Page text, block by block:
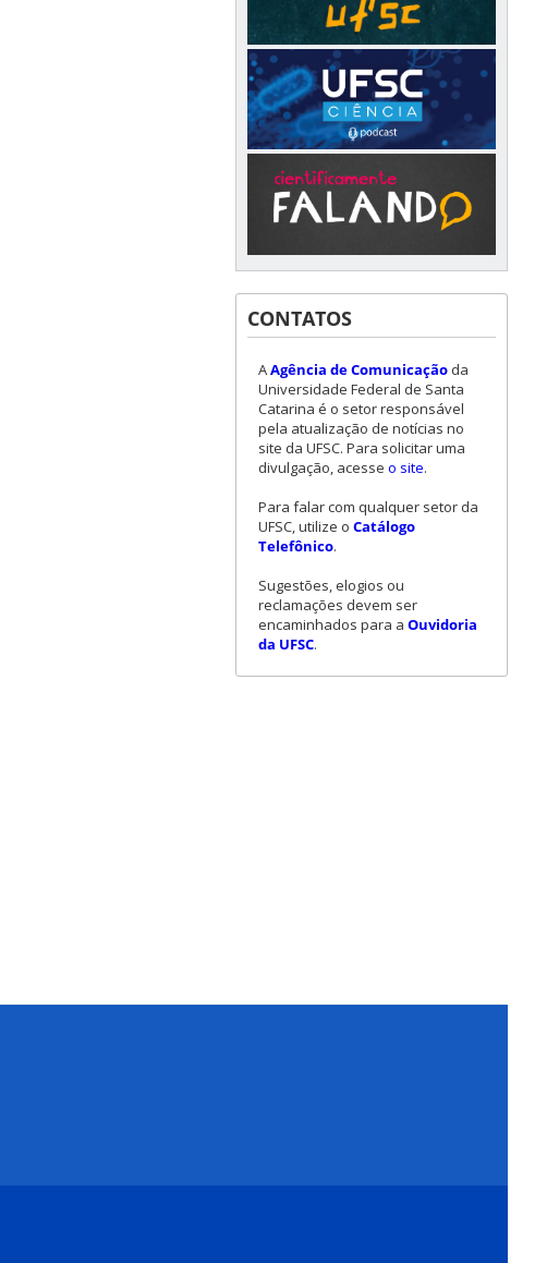
CONTATOS
AAgência de Comunicação da
Universidade Federal de Santa
Catarina é o setor responsável
pela atualização de notícias no
site da UFSC. Para solicitar uma
divulgação, acesse o site.
Para falar com qualquer setor da
UFSC, utilize o Catálogo
Telefônico.
Sugestões, elogios ou
reclamações devem ser
encaminhados para a Ouvidoria
da UFSC.